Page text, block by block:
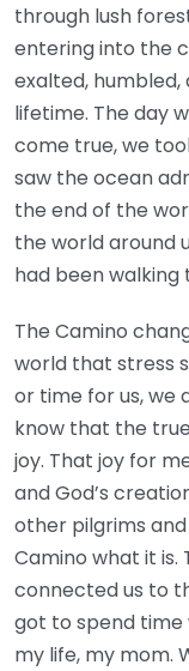
through lush
entering into the
exalted,
lifetime. The day
come true, we
saw the ocean
the end of the
the world around
had been walking
The Camino
world that stress
or time for us, we
know that the
joy. That joy for
and God’s
other pilgrims
Camino what it is.
connected us to
got to spend
my life, my mom.